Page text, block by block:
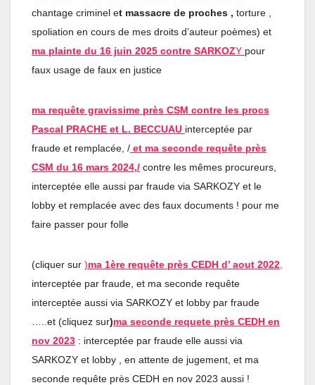
chantage criminel et massacre de proches , torture ,
spoliation en cours de mes droits d’auteur poèmes) et
ma plainte du 16 juin 2025 contre SARKOZY pour
faux usage de faux en justice
ma requête gravissime près CSM contre les procs
Pascal PRACHE et L. BECCUAU interceptée par
fraude et remplacée, / et ma seconde requête près
CSM du 16 mars 2024,/ contre les mêmes procureurs,
interceptée elle aussi par fraude via SARKOZY et le
lobby et remplacée avec des faux documents ! pour me
faire passer pour folle
(cliquer sur )ma 1ère requête près CEDH d’ aout 2022
interceptée par fraude, et ma seconde requête
interceptée aussi via SARKOZY et lobby par fraude
…..et (cliquez sur)ma seconde requete près CEDH en
nov 2023 : interceptée par fraude elle aussi via
SARKOZY et lobby , en attente de jugement, et ma
seconde requête près CEDH en nov 2023 aussi !